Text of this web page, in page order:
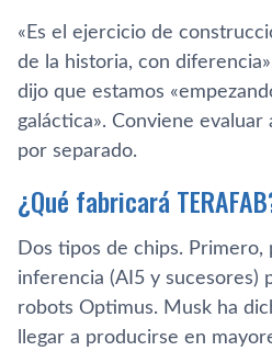
«Es el ejercicio de
de la historia, con
dijo que estamos
galáctica». Conviene evaluar
por separado.
¿Qué fabricará
Dos tipos de chips. Primero,
inferencia (AI5 y sucesores)
robots Optimus. Musk ha
llegar a producirse en